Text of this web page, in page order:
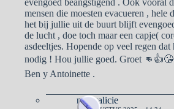
mensen die moesten evacueren , hele
het bij jullie uit de buurt blijft
de lucht , doe toch maar een capje(
asdeeltjes. Hopende op veel regen dat
nodig ! Hou jullie goed. Groet
Ben y Antoinette .
naargalicie